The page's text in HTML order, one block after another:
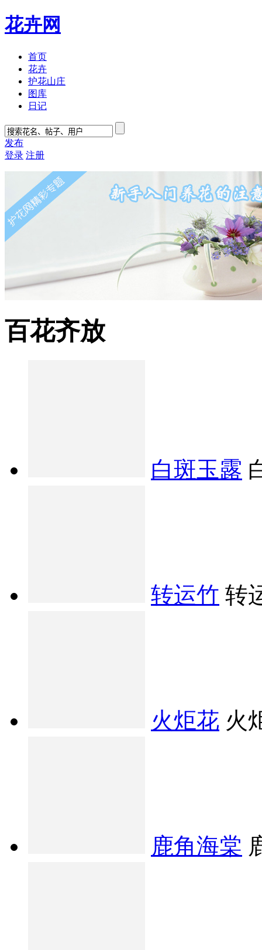
花卉网
首页
花卉
护花山庄
图库
日记
发布
登录 注册
百花齐放
白斑玉露
转运竹 转
火炬花 火
鹿角海棠